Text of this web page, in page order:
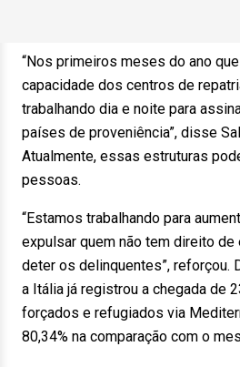
“Nos primeiros meses do ano
capacidade dos centros de
trabalhando dia e noite para
países de proveniência”, disse
Atualmente, essas estruturas
pessoas.
“Estamos trabalhando para
expulsar quem não tem direito de
deter os delinquentes”, reforçou.
a Itália já registrou a chegada de
forçados e refugiados via
80,34% na comparação com o